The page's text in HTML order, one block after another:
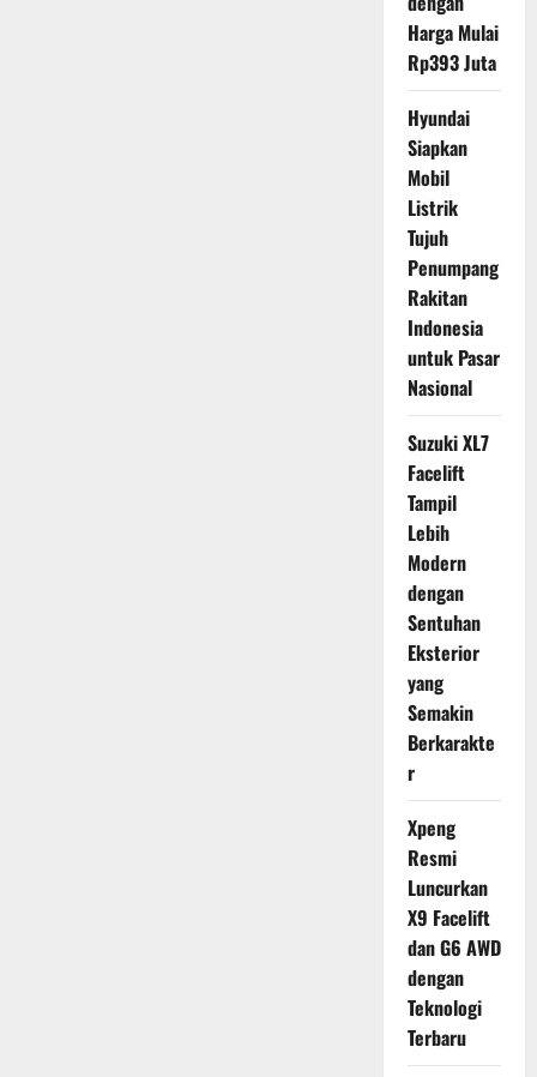
Harga Mulai
Rp393 Juta
Hyundai
Siapkan
Mobil
Listrik
Tujuh
Penumpang
Rakitan
Indonesia
untuk Pasar
Nasional
Suzuki XL7
Facelift
Tampil
Lebih
Modern
dengan
Sentuhan
Eksterior
yang
Semakin
Berkarakte
r
Xpeng
Resmi
Luncurkan
X9 Facelift
dan G6 AWD
dengan
Teknologi
Terbaru